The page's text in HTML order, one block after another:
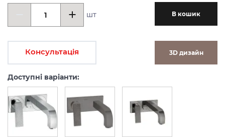
шт В кошик
Консультація 3D дизайн
Доступні варіанти: